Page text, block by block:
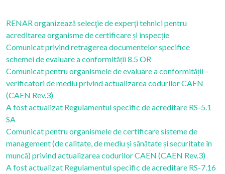
RENAR organizează selecţie de experţi tehnici pentru
acreditarea organisme de certificare și inspecție
Comunicat privind retragerea documentelor specifice
schemei de evaluare a conformității 8.5 OR
Comunicat pentru organismele de evaluare a conformității –
verificatori de mediu privind actualizarea codurilor CAEN
(CAEN Rev.3)
A fost actualizat Regulamentul specific de acreditare RS-5.1
SA
Comunicat pentru organismele de certificare sisteme de
management (de calitate, de mediu și sănătate și securitate în
muncă) privind actualizarea codurilor CAEN (CAEN Rev.3)
A fost actualizat Regulamentul specific de acreditare RS-7.16